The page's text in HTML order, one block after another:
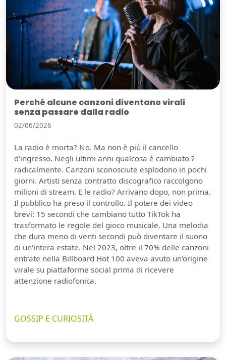
Perché alcune canzoni diventano virali
senza passare dalla radio
02/06/2026
La radio è morta? No. Ma non è più il cancello
d'ingresso. Negli ultimi anni qualcosa è cambiato ?
radicalmente. Canzoni sconosciute esplodono in pochi
giorni. Artisti senza contratto discografico raccolgono
milioni di stream. E le radio? Arrivano dopo, non prima.
Il pubblico ha preso il controllo. Il potere dei video
brevi: 15 secondi che cambiano tutto TikTok ha
trasformato le regole del gioco musicale. Una melodia
che dura meno di venti secondi può diventare il suono
di un'intera estate. Nel 2023, oltre il 70% delle canzoni
entrate nella Billboard Hot 100 aveva avuto un'origine
virale su piattaforme social prima di ricevere
attenzione radiofonica.
GOSSIP E CURIOSITÀ